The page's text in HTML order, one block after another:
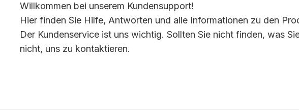
Willkommen bei unserem Kundensupport!
Hier finden Sie Hilfe, Antworten und alle Informationen zu den
Der Kundenservice ist uns wichtig. Sollten Sie nicht finden, was
nicht, uns zu kontaktieren.